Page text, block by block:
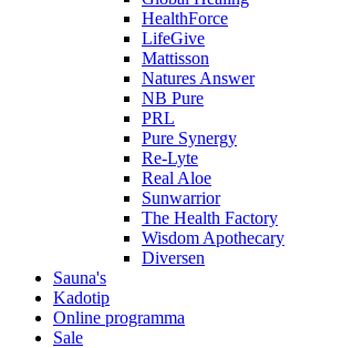
HealthForce
LifeGive
Mattisson
Natures Answer
NB Pure
PRL
Pure Synergy
Re-Lyte
Real Aloe
Sunwarrior
The Health Factory
Wisdom Apothecary
Diversen
Sauna's
Kadotip
Online programma
Sale